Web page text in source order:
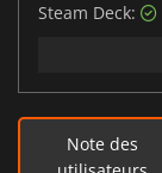
Steam Deck:
Note des